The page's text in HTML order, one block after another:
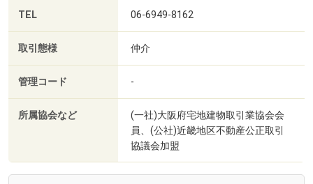
TEL 06-6949-8162
取引態様 仲介
管理コード -
所属協会など
(一社)大阪府宅地建物取引業協会会
員、(公社)近畿地区不動産公正取引
協議会加盟